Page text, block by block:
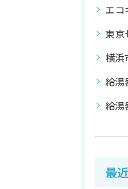
エコ
東京
横浜
給
給
最